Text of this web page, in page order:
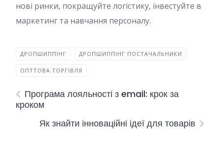
нові ринки, покращуйте логістику, інвестуйте в
маркетинг та навчання персоналу.
ДРОПШИППІНГ ДРОПШИППІНГ ПОСТАЧАЛЬНИКИ
ОПТТОВА ТОРГІВЛЯ
Програма лояльності з email: крок за
кроком
Як знайти інноваційні ідеї для товарів